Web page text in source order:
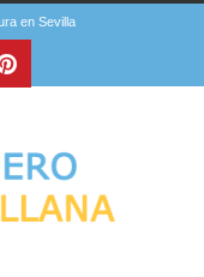
en Sevilla